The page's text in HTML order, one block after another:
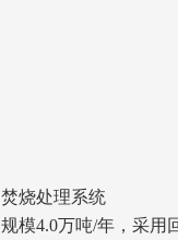
焚烧处理系统
规模4.0万吨/年，采用